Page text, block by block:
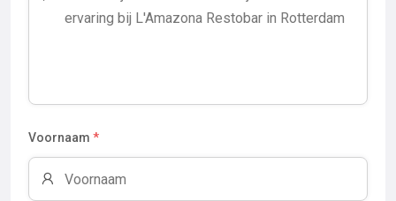
Voornaam *